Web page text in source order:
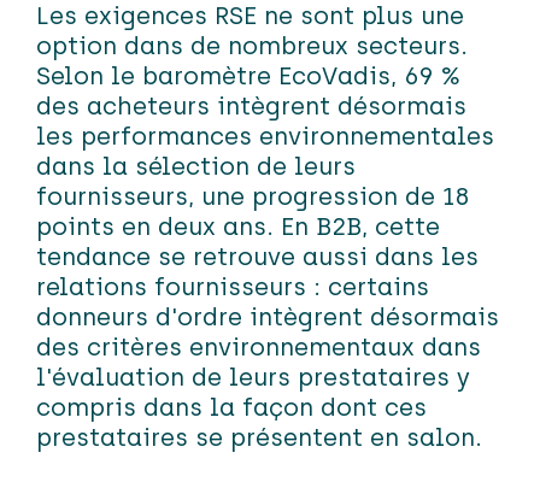
Les exigences RSE ne sont plus une
option dans de nombreux secteurs.
Selon le baromètre EcoVadis, 69 %
des acheteurs intègrent désormais
les performances environnementales
dans la sélection de leurs
fournisseurs, une progression de 18
points en deux ans. En B2B, cette
tendance se retrouve aussi dans les
relations fournisseurs : certains
donneurs d'ordre intègrent désormais
des critères environnementaux dans
l'évaluation de leurs prestataires y
compris dans la façon dont ces
prestataires se présentent en salon.